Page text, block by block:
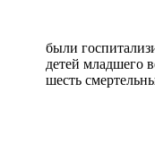
были
детей младшего
шесть